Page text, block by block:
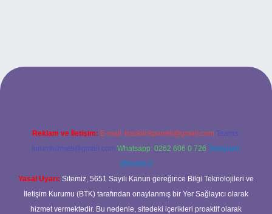
yeni giriş adresi
Reklam ve İletişim: E-mail: backlinkpaneli@gmail.com Teams:
forumhizmeti@gmail.com Whatsapp: 0262 606 0 726 Telegram:
@karabul
Yasal Uyarı: Sitemiz, 5651 Sayılı Kanun gereğince Bilgi Teknolojileri ve
İletişim Kurumu (BTK) tarafından onaylanmış bir Yer Sağlayıcı olarak
hizmet vermektedir. Bu nedenle, sitedeki içerikleri proaktif olarak